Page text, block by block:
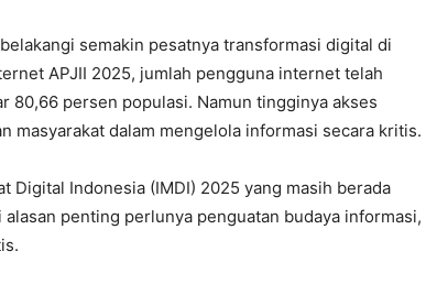
semakin pesatnya transformasi digital di
APJII 2025, jumlah pengguna internet telah
80,66 persen populasi. Namun tingginya akses
masyarakat dalam mengelola informasi secara kritis.
Digital Indonesia (IMDI) 2025 yang masih berada
penting perlunya penguatan budaya informasi,